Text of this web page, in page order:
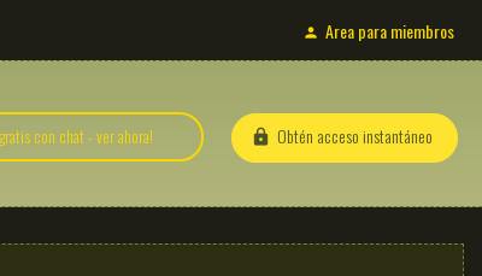
Area para miembros
con chat - ver ahora! Obtén acceso instantáneo